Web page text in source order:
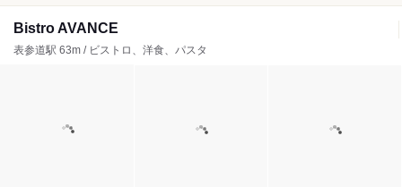
Bistro AVANCE
表参道駅 63m / ビストロ、洋食、パスタ